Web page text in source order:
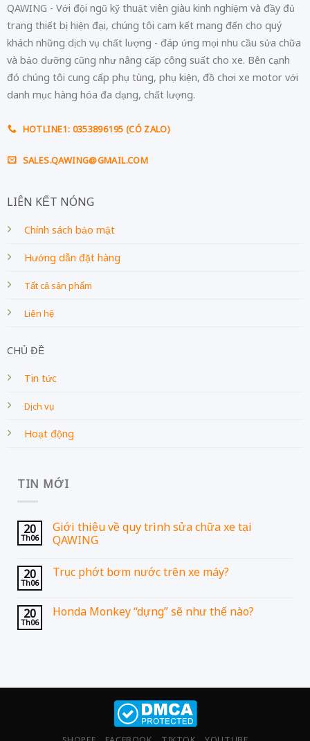
QAWING - Với đội ngũ kỹ thuật viên giàu kinh nghiệm và đầy đủ
trang thiết bị hiện đại, chúng tôi cam kết mang đến cho quý
khách những dịch vụ chất lượng - đáp ứng mọi nhu cầu sửa chữa
và bảo dưỡng cũng như nâng cấp công suất cho xe. Bên cạnh
đó chúng tôi cung cấp phụ tùng, phụ kiện, đồ chơi xe motor với
danh mục hàng hóa đa dạng, chất lượng.
HOTLINE1: 0353896195 (CÓ ZALO)
SALES.QAWING@GMAIL.COM
LIÊN KẾT NÓNG
Chính sách bảo mật
Hướng dẫn đặt hàng
Tất cả sản phẩm
Liên hệ
CHỦ ĐỀ
Tin tức
Dịch vụ
Hoạt động
TIN MỚI
20
Th06
Giới thiệu về quy trình sửa chữa xe tại
QAWING
20
Th06
Trục phớt bơm nước trên xe máy?
20
Th06
Honda Monkey “dựng” sẽ như thế nào?